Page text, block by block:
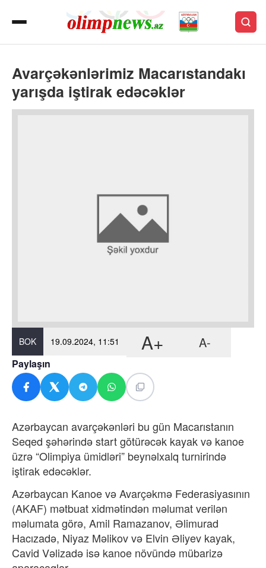
Avarçəkənlərimiz Macarıstandakı
yarışda iştirak edəcəklər
BOK 19.09.2024, 11:51 A+ A-
Paylaşın
Azərbaycan avarçəkənləri bu gün Macarıstanın
Seqed şəhərində start götürəcək kayak və kanoe
üzrə “Olimpiya ümidləri” beynəlxalq turnirində
iştirak edəcəklər.
Azərbaycan Kanoe və Avarçəkmə Federasiyasının
(AKAF) mətbuat xidmətindən məlumat verilən
məlumata görə, Amil Ramazanov, Əlimurad
Hacızadə, Niyaz Məlikov və Elvin Əliyev kayak,
Cavid Vəlizadə isə kanoe növündə mübarizə